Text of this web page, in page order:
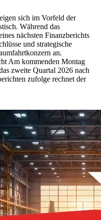
sich im Vorfeld der
Während das
nächsten Finanzberichts
und strategische
an.
Am kommenden Montag
zweite Quartal 2026 nach
zufolge rechnet der